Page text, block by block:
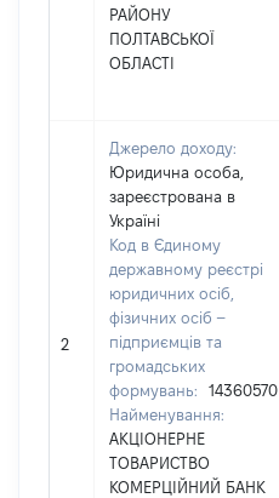
РАЙОНУ
ПОЛТАВСЬКОЇ
ОБЛАСТІ
2
Джерело доходу:
Юридична особа,
зареєстрована в
Україні
Код в Єдиному
державному реєстрі
юридичних осіб,
фізичних осіб –
підприємців та
громадських
формувань:
14360570
Найменування:
АКЦІОНЕРНЕ
ТОВАРИСТВО
КОМЕРЦІЙНИЙ БАНК